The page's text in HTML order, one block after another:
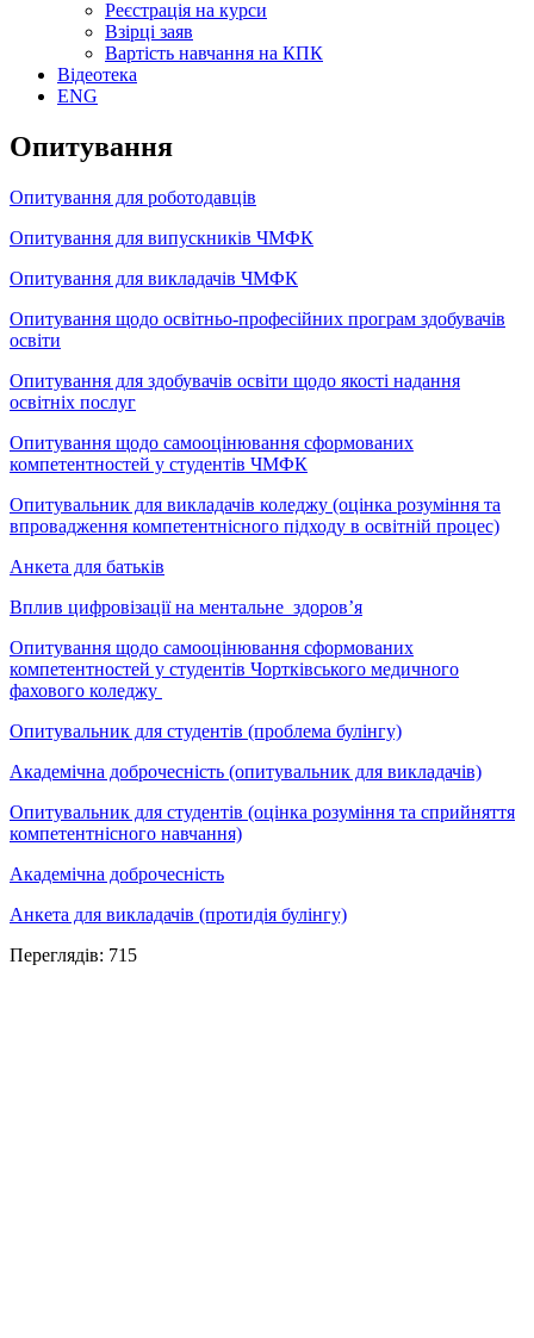
Реєстрація на курси
Взірці заяв
Вартість навчання на КПК
Відеотека
ENG
Опитування
Опитування для роботодавців
Опитування для випускників ЧМФК
Опитування для викладачів ЧМФК
Опитування щодо освітньо-професійних програм здобувачів
освіти
Опитування для здобувачів освіти щодо якості надання
освітніх послуг
Опитування щодо самооцінювання сформованих
компетентностей у студентів ЧМФК
Опитувальник для викладачів коледжу (оцінка розуміння та
впровадження компетентнісного підходу в освітній процес)
Анкета для батьків
Вплив цифровізації на ментальне здоров’я
Опитування щодо самооцінювання сформованих
компетентностей у студентів Чортківського медичного
фахового коледжу
Опитувальник для студентів (проблема булінгу)
Академічна доброчесність (опитувальник для викладачів)
Опитувальник для студентів (оцінка розуміння та сприйняття
компетентнісного навчання)
Академічна доброчесність
Анкета для викладачів (протидія булінгу)
Переглядів: 715